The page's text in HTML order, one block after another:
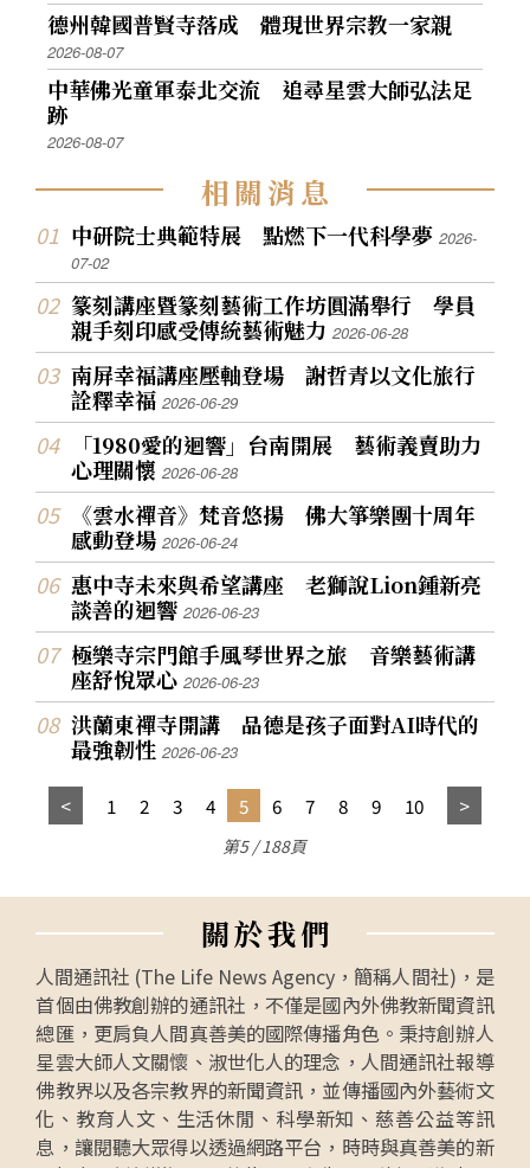
德州韓國普賢寺落成 體現世界宗教一家親
2026-08-07
中華佛光童軍泰北交流 追尋星雲大師弘法足
跡
2026-08-07
相關消息
中研院士典範特展 點燃下一代科學夢2026-
07-02
篆刻講座暨篆刻藝術工作坊圓滿舉行 學員
親手刻印感受傳統藝術魅力2026-06-28
南屏幸福講座壓軸登場 謝哲青以文化旅行
詮釋幸福2026-06-29
「1980愛的迴響」台南開展 藝術義賣助力
心理關懷2026-06-28
《雲水禪音》梵音悠揚 佛大箏樂團十周年
感動登場2026-06-24
惠中寺未來與希望講座 老獅說Lion鍾新亮
談善的迴響2026-06-23
極樂寺宗門館手風琴世界之旅 音樂藝術講
座舒悅眾心2026-06-23
洪蘭東禪寺開講 品德是孩子面對AI時代的
最強韌性2026-06-23
1 2 3 4 5 6 7 8 9 10
第5 / 188頁
關於我們
人間通訊社 (The Life News Agency，簡稱人間社)，是
首個由佛教創辦的通訊社，不僅是國內外佛教新聞資訊
總匯，更肩負人間真善美的國際傳播角色。秉持創辦人
星雲大師人文關懷、淑世化人的理念，人間通訊社報導
佛教界以及各宗教界的新聞資訊，並傳播國內外藝術文
化、教育人文、生活休閒、科學新知、慈善公益等訊
息，讓閱聽大眾得以透過網路平台，時時與真善美的新